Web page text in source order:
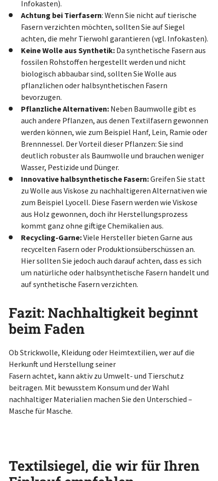
Infokasten).
Achtung bei Tierfasern: Wenn Sie nicht auf tierische
Fasern verzichten möchten, sollten Sie auf Siegel
achten, die mehr Tierwohl garantieren (vgl. Infokasten).
Keine Wolle aus Synthetik: Da synthetische Fasern aus
fossilen Rohstoffen hergestellt werden und nicht
biologisch abbaubar sind, sollten Sie Wolle aus
pflanzlichen oder halbsynthetischen Fasern
bevorzugen.
Pflanzliche Alternativen: Neben Baumwolle gibt es
auch andere Pflanzen, aus denen Textilfasern gewonnen
werden können, wie zum Beispiel Hanf, Lein, Ramie oder
Brennnessel. Der Vorteil dieser Pflanzen: Sie sind
deutlich robuster als Baumwolle und brauchen weniger
Wasser, Pestizide und Dünger.
Innovative halbsynthetische Fasern:Greifen Sie statt
zu Wolle aus Viskose zu nachhaltigeren Alternativen wie
zum Beispiel Lyocell. Diese Fasern werden wie Viskose
aus Holz gewonnen, doch ihr Herstellungsprozess
kommt ganz ohne giftige Chemikalien aus.
Recycling-Garne:Viele Hersteller bieten Garne aus
recycelten Fasern oder Produktionsüberschüssen an.
Hier sollten Sie jedoch auch darauf achten, dass es sich
um natürliche oder halbsynthetische Fasern handelt und
auf synthetische Fasern verzichten.
Fazit: Nachhaltigkeit beginnt
beim Faden
Ob Strickwolle, Kleidung oder Heimtextilien, wer auf die
Herkunft und Herstellung seiner
Fasern achtet, kann aktiv zu Umwelt- und Tierschutz
beitragen. Mit bewusstem Konsum und der Wahl
nachhaltiger Materialien machen Sie den Unterschied –
Masche für Masche.
Textilsiegel, die wir für Ihren